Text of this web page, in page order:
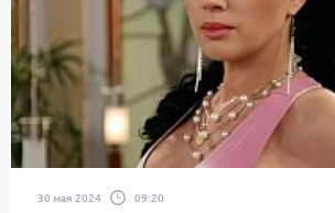
30 мая 2024 09:20